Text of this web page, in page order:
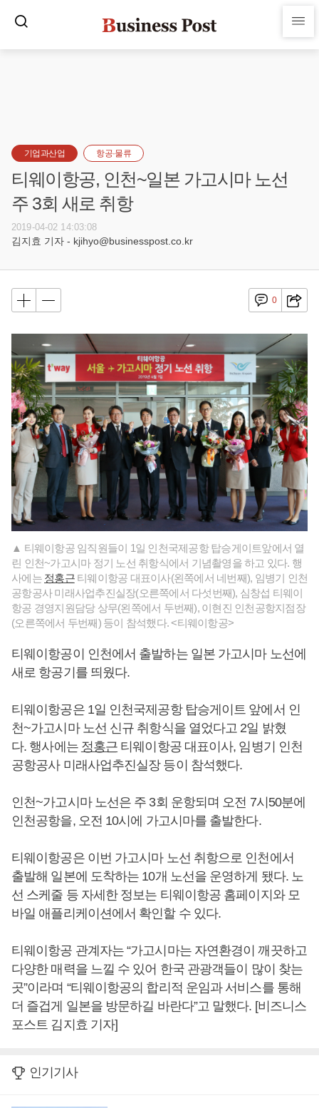
기업과산업 항공·물류
티웨이항공, 인천~일본 가고시마 노선
주 3회 새로 취항
2019-04-02 14:03:08
김지효 기자 - kjihyo@businesspost.co.kr
0
▲ 티웨이항공 임직원들이 1일 인천국제공항 탑승게이트앞에서 열
린 인천~가고시마 정기 노선 취항식에서 기념촬영을 하고 있다. 행
사에는 정홍근티웨이항공 대표이사(왼쪽에서 네번째), 임병기 인천
공항공사 미래사업추진실장(오른쪽에서 다섯번째), 심창섭 티웨이
항공 경영지원담당 상무(왼쪽에서 두번째), 이현진 인천공항지점장
(오른쪽에서 두번째) 등이 참석했다. <티웨이항공>
티웨이항공이 인천에서 출발하는 일본 가고시마 노선에
새로 항공기를 띄웠다.
티웨이항공은 1일 인천국제공항 탑승게이트 앞에서 인
천~가고시마 노선 신규 취항식을 열었다고 2일 밝혔
다. 행사에는 정홍근 티웨이항공 대표이사, 임병기 인천
공항공사 미래사업추진실장 등이 참석했다.
인천~가고시마 노선은 주 3회 운항되며 오전 7시50분에
인천공항을, 오전 10시에 가고시마를 출발한다.
티웨이항공은 이번 가고시마 노선 취항으로 인천에서
출발해 일본에 도착하는 10개 노선을 운영하게 됐다. 노
선 스케줄 등 자세한 정보는 티웨이항공 홈페이지와 모
바일 애플리케이션에서 확인할 수 있다.
티웨이항공 관계자는 “가고시마는 자연환경이 깨끗하고
다양한 매력을 느낄 수 있어 한국 관광객들이 많이 찾는
곳”이라며 “티웨이항공의 합리적 운임과 서비스를 통해
더 즐겁게 일본을 방문하길 바란다”고 말했다. [비즈니스
포스트 김지효 기자]
인기기사